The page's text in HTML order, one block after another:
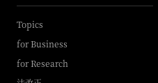
Topics
for Business
for Research